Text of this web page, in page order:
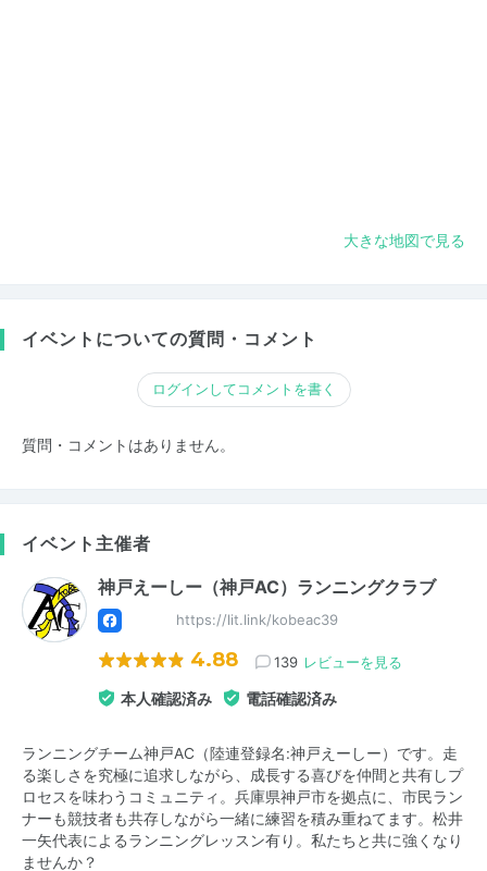
大きな地図で見る
イベントについての質問・コメント
ログインしてコメントを書く
質問・コメントはありません。
イベント主催者
神戸えーしー（神戸AC）ランニングクラブ
https://lit.link/kobeac39
4.88 139 レビューを見る
本人確認済み 電話確認済み
ランニングチーム神戸AC（陸連登録名:神戸えーしー）です。走
る楽しさを究極に追求しながら、成長する喜びを仲間と共有しプ
ロセスを味わうコミュニティ。兵庫県神戸市を拠点に、市民ラン
ナーも競技者も共存しながら一緒に練習を積み重ねてます。松井
一矢代表によるランニングレッスン有り。私たちと共に強くなり
ませんか？